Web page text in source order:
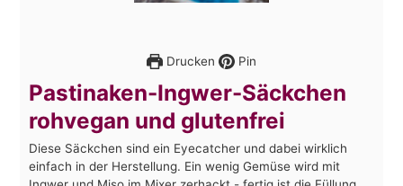
Drucken Pin
Pastinaken-Ingwer-Säckchen
rohvegan und glutenfrei
Diese Säckchen sind ein Eyecatcher und dabei wirklich
einfach in der Herstellung. Ein wenig Gemüse wird mit